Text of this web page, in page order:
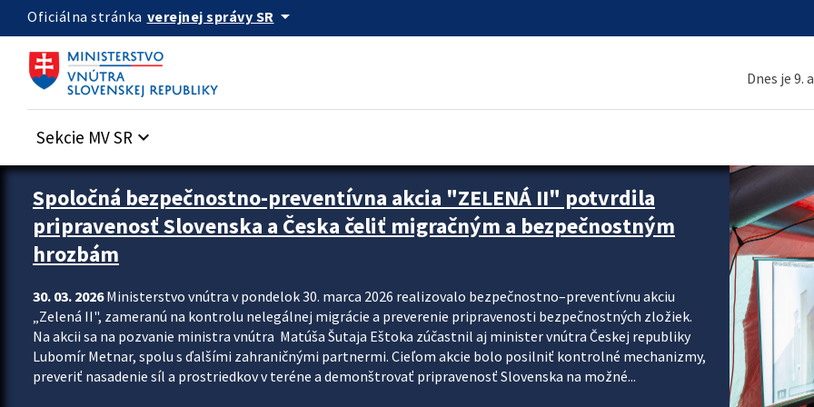
Preskocit na hlavný obsah
Oficiálna stránka verejnej správy SR arrow_drop_down
Dnes je 9.
Sekcie MV SR keyboard_arrow_down
Zastavit automatický posun upútavok
Spoločná bezpečnostno-preventívna akcia "ZELENÁ II" potvrdila
pripravenosť Slovenska a Česka čeliť migračným a bezpečnostným
hrozbám
30. 03. 2026Ministerstvo vnútra v pondelok 30. marca 2026 realizovalo bezpečnostno–preventívnu akciu
„Zelená II", zameranú na kontrolu nelegálnej migrácie a preverenie pripravenosti bezpečnostných zložiek.
Na akcii sa na pozvanie ministra vnútra Matúša Šutaja Eštoka zúčastnil aj minister vnútra Českej republiky
Lubomír Metnar, spolu s ďalšími zahraničnými partnermi. Cieľom akcie bolo posilniť kontrolné mechanizmy,
preveriť nasadenie síl a prostriedkov v teréne a demonštrovať pripravenosť Slovenska na možné...